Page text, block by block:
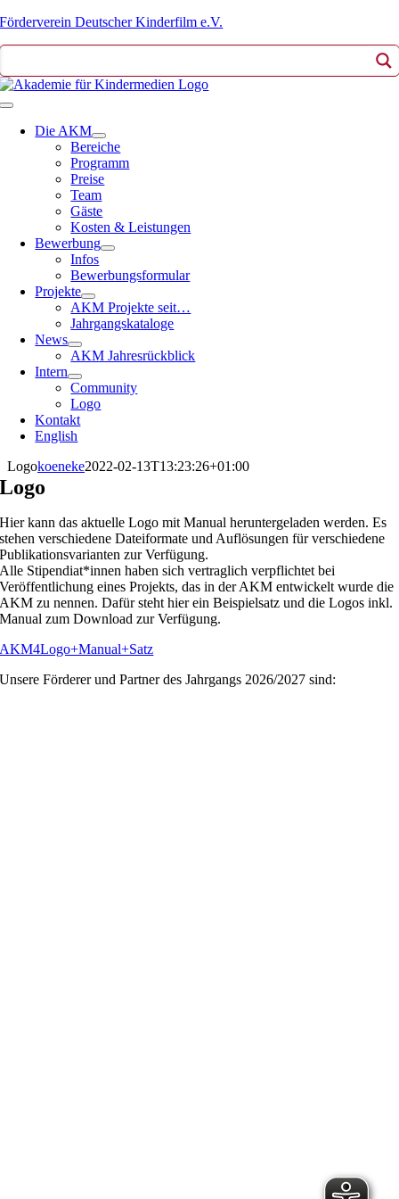
Zum
Förderverein Deutscher Kinderfilm e.V.
Toggle
NavigationDie AKM
Bereiche
Programm
Preise
Team
Gäste
Kosten & Leistungen
Bewerbung
Infos
Bewerbungsformular
Projekte
AKM Projekte seit…
Jahrgangskataloge
News
AKM Jahresrückblick
Intern
Community
Logo
Kontakt
English
Logokoeneke2022-02-13T13:23:26+01:00
Logo
Hier kann das aktuelle Logo mit Manual heruntergeladen werden. Es
stehen verschiedene Dateiformate und Auflösungen für verschiedene
Publikationsvarianten zur Verfügung.
Alle Stipendiat*innen haben sich vertraglich verpflichtet bei
Veröffentlichung eines Projekts, das in der AKM entwickelt wurde die
AKM zu nennen. Dafür steht hier ein Beispielsatz und die Logos inkl.
Manual zum Download zur Verfügung.
AKM4Logo+Manual+Satz
Unsere Förderer und Partner des Jahrgangs 2026/2027 sind: